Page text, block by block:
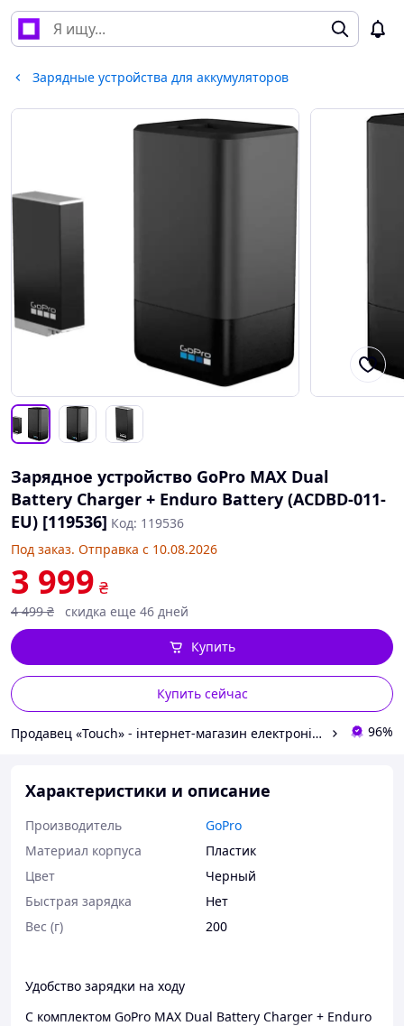
Зарядные устройства для аккумуляторов
Зарядное устройство GoPro MAX Dual
Battery Charger + Enduro Battery (ACDBD-011-
EU) [119536] Код: 119536
Под заказ. Отправка с 10.08.2026
3 999 ₴
4 499 ₴ скидка еще 46 дней
Купить сейчас
Купить
Продавец «Touch» - інтернет-магазин електроніки та гаджетів 96%
Характеристики и описание
Производитель
GoPro
Материал корпуса
Пластик
Цвет
Черный
Быстрая зарядка
Нет
Вес (г)
200
Удобство зарядки на ходу
С комплектом GoPro MAX Dual Battery Charger + Enduro